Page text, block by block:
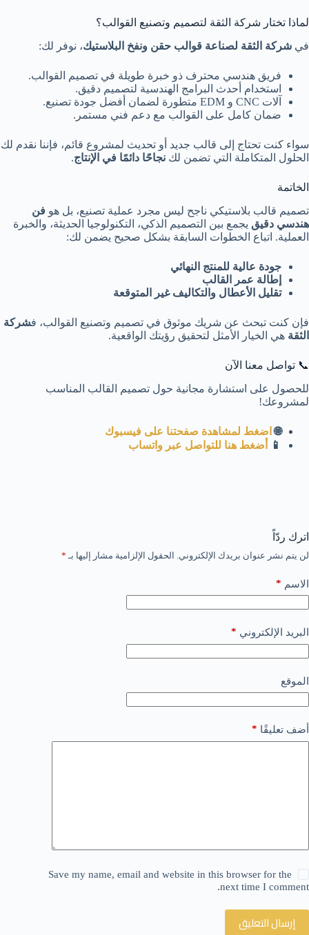
لماذا تختار شركة الثقة لتصميم وتصنيع القوالب؟
في شركة الثقة لصناعة قوالب حقن ونفخ البلاستيك، نوفر لك:
فريق هندسي محترف ذو خبرة طويلة في تصميم القوالب.
استخدام أحدث البرامج الهندسية لتصميم دقيق.
آلات CNC و EDM متطورة لضمان أفضل جودة تصنيع.
ضمان كامل على القوالب مع دعم فني مستمر.
سواء كنت تحتاج إلى قالب جديد أو تحديث لمشروع قائم، فإننا نقدم لك
الحلول المتكاملة التي تضمن لك نجاحًا دائمًا في الإنتاج.
الخاتمة
تصميم قالب بلاستيكي ناجح ليس مجرد عملية تصنيع، بل هو فن
هندسي دقيق يجمع بين التصميم الذكي، التكنولوجيا الحديثة، والخبرة
العملية. اتباع الخطوات السابقة بشكل صحيح يضمن لك:
جودة عالية للمنتج النهائي
إطالة عمر القالب
تقليل الأعطال والتكاليف غير المتوقعة
فإن كنت تبحث عن شريك موثوق في تصميم وتصنيع القوالب، فشركة
الثقة هي الخيار الأمثل لتحقيق رؤيتك الواقعية.
📞 تواصل معنا الآن
للحصول على استشارة مجانية حول تصميم القالب المناسب
لمشروعك!
🌐 اضغط لمشاهدة صفحتنا على فيسبوك
📱
أضغط هنا للتواصل عبر واتساب
اترك ردّاً
لن يتم نشر عنوان بريدك الإلكتروني. الحقول الإلزامية مشار إليها بـ *
الاسم *
البريد الإلكتروني *
الموقع
أضف تعليقًا *
Save my name, email and website in this browser for the
next time I comment.
إرسال التعليق